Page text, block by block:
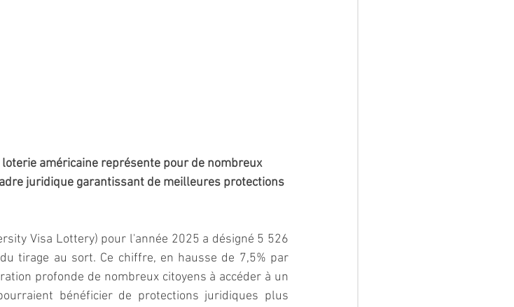
américaine représente pour de nombreux
juridique garantissant de meilleures protections
Visa Lottery) pour l'année 2025 a désigné 5 526
tirage au sort. Ce chiffre, en hausse de 7,5% par
profonde de nombreux citoyens à accéder à un
bénéficier de protections juridiques plus